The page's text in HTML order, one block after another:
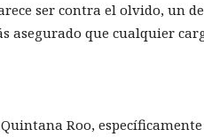
ser contra el olvido, un
asegurado que cualquier
Roo,